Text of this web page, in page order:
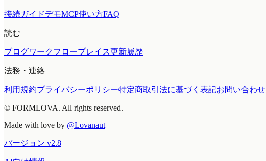
接続ガイドデモMCP使い方FAQ
読む
ブログワークフロープレイス更新履歴
法務・連絡
利用規約プライバシーポリシー特定商取引法に基づく表記お問い合わせ
© FORMLOVA. All rights reserved.
Made with love by @Lovanaut
バージョン v2.8